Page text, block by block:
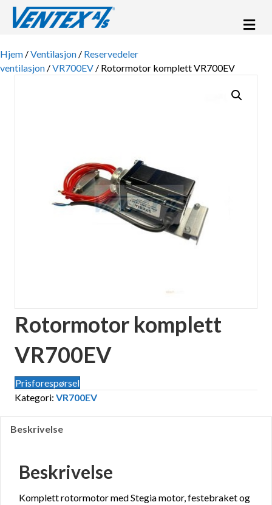
Hjem /Ventilasjon / Reservedeler
ventilasjon /VR700EV / Rotormotor komplett VR700EV
Rotormotor komplett
VR700EV
Prisforespørsel
Kategori: VR700EV
Beskrivelse
Beskrivelse
Komplett rotormotor med Stegia motor, festebraket og